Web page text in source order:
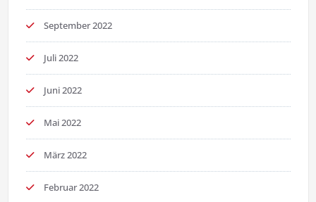
September 2022
Juli 2022
Juni 2022
Mai 2022
März 2022
Februar 2022